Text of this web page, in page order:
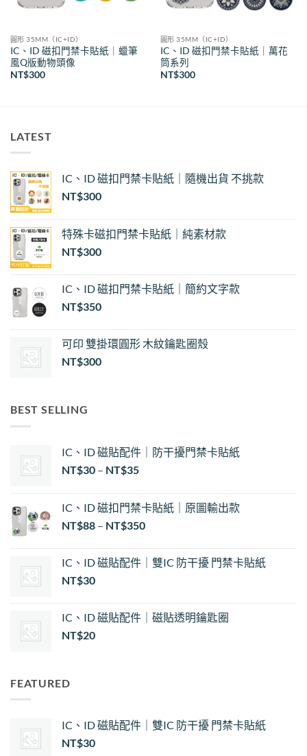
圓形 35MM（IC+ID）
IC、ID 磁扣門禁卡貼紙｜蠟筆
風Q版動物頭像
NT$300
圓形 35MM（IC+ID）
IC、ID 磁扣門禁卡貼紙｜萬花
筒系列
NT$300
LATEST
IC、ID 磁扣門禁卡貼紙｜隨機出貨 不挑款
NT$300
特殊卡磁扣門禁卡貼紙｜純素材款
NT$300
IC、ID 磁扣門禁卡貼紙｜簡約文字款
NT$350
可印 雙掛環圓形 木紋鑰匙圈殼
NT$300
BEST SELLING
IC、ID 磁貼配件｜防干擾門禁卡貼紙
NT$30 – NT$35價
圍：
NT$30
NT$35
IC、ID 磁扣門禁卡貼紙｜原圖輸出款
NT$88 – NT$350
IC、ID 磁貼配件｜雙IC 防干擾 門禁卡貼紙
NT$30
IC、ID 磁貼配件｜磁貼透明鑰匙圈
NT$20
FEATURED
IC、ID 磁貼配件｜雙IC 防干擾 門禁卡貼紙
NT$30